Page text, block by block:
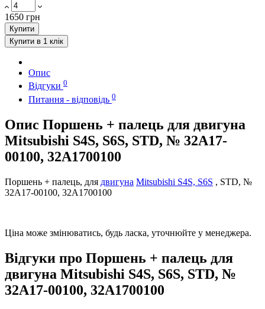
1650 грн
Купити
Купити в 1 клік
Опис
Відгуки 0
Питання - відповідь 0
Опис Поршень + палець для двигуна
Mitsubishi S4S, S6S, STD, № 32A17-
00100, 32A1700100
Поршень + палець, для двигуна Mitsubishi S4S, S6S , STD, №
32A17-00100, 32A1700100
Ціна може змінюватись, будь ласка, уточнюйте у менеджера.
Відгуки про Поршень + палець для
двигуна Mitsubishi S4S, S6S, STD, №
32A17-00100, 32A1700100